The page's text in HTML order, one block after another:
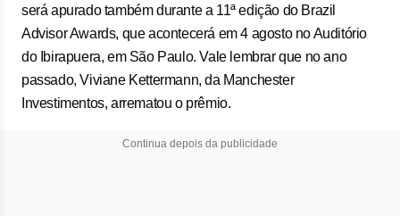
será apurado também durante a 11ª edição do Brazil
Advisor Awards, que acontecerá em 4 agosto no Auditório
do Ibirapuera, em São Paulo. Vale lembrar que no ano
passado, Viviane Kettermann, da Manchester
Investimentos, arrematou o prêmio.
Continua depois da publicidade